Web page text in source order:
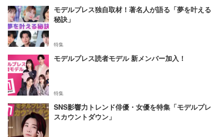
モデルプレス独自取材！著名人が語る「夢を叶える
秘訣」
特集
モデルプレス読者モデル 新メンバー加入！
特集
SNS影響力トレンド俳優・女優を特集「モデルプレ
スカウントダウン」